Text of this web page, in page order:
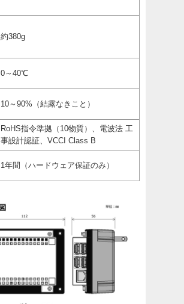
約380g
0～40℃
10～90%（結露なきこと）
RoHS指令準拠（10物質）、電波法 工
事設計認証、VCCI Class B
1年間（ハードウェア保証のみ）